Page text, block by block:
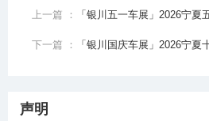
上一篇 ： 「银川五一车展」2026宁夏
下一篇 ： 「银川国庆车展」2026宁夏
声明